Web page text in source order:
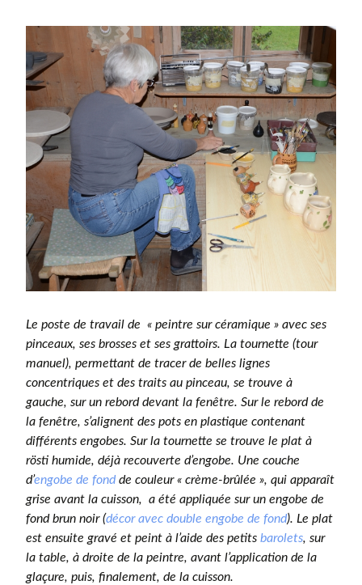
Le poste de travail de « peintre sur céramique » avec ses
pinceaux, ses brosses et ses grattoirs. La tournette (tour
manuel), permettant de tracer de belles lignes
concentriques et des traits au pinceau, se trouve à
gauche, sur un rebord devant la fenêtre. Sur le rebord de
la fenêtre, s’alignent des pots en plastique contenant
différents engobes. Sur la tournette se trouve le plat à
rösti humide, déjà recouverte d’engobe. Une couche
d’engobe de fondde couleur « crème-brûlée », qui apparaît
grise avant la cuisson, a été appliquée sur un engobe de
fond brun noir (décor avec double engobe de fond). Le plat
est ensuite gravé et peint à l’aide des petits barolets, sur
la table, à droite de la peintre, avant l’application de la
glaçure, puis, finalement, de la cuisson.